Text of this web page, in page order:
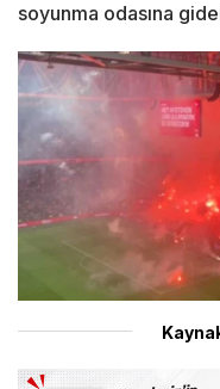
soyunma odasına